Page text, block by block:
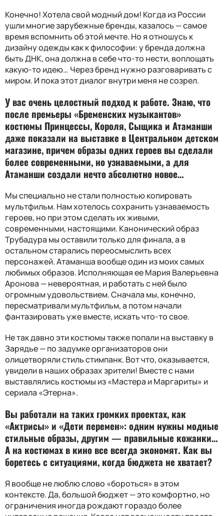
Конечно! Хотела свой модный дом! Когда из России
ушли многие зарубежные бренды, казалось — самое
время вспомнить об этой мечте. Но я отношусь к
дизайну одежды как к философии: у бренда должна
быть ДНК, она должна в себе что-то нести, воплощать
какую-то идею… Через бренд нужно разговаривать с
миром. И пока этот диалог внутри меня не созрел.
У вас очень целостный подход к работе. Знаю, что
после премьеры «Бременских музыкантов»
костюмы Принцессы, Короля, Сыщика и Атаманши
даже показали на выставке в Центральном детском
магазине, причем образы одних героев вы сделали
более современными, но узнаваемыми, а для
Атаманши создали нечто абсолютно новое…
Мы специально не стали полностью копировать
мультфильм. Нам хотелось сохранить узнаваемость
героев, но при этом сделать их живыми,
современными, настоящими. Канонический образ
Трубадура мы оставили только для финала, а в
остальном старались переосмыслить всех
персонажей. Атаманша вообще один из моих самых
любимых образов. Исполняющая ее Мария Валерьевна
Аронова — невероятная, и работать с ней было
огромным удовольствием. Сначала мы, конечно,
пересматривали мультфильм, а потом начали
фантазировать уже вместе, искать что-то свое.
Не так давно эти костюмы также попали на выставку в
Зарядье — по задумке организаторов они
олицетворяли стиль стимпанк. Вот что, оказывается,
увидели в наших образах зрители! Вместе с нами
выставлялись костюмы из «Мастера и Маргариты» и
сериала «Этерна».
Вы работали на таких громких проектах, как
«Актрисы» и «Дети перемен»: одним нужны модные
стильные образы, другим — правильные кожанки…
А на костюмах в кино все всегда экономят. Как вы
боретесь с ситуациями, когда бюджета не хватает?
Я вообще не люблю слово «бороться» в этом
контексте. Да, большой бюджет — это комфортно, но
ограничения иногда рождают гораздо более